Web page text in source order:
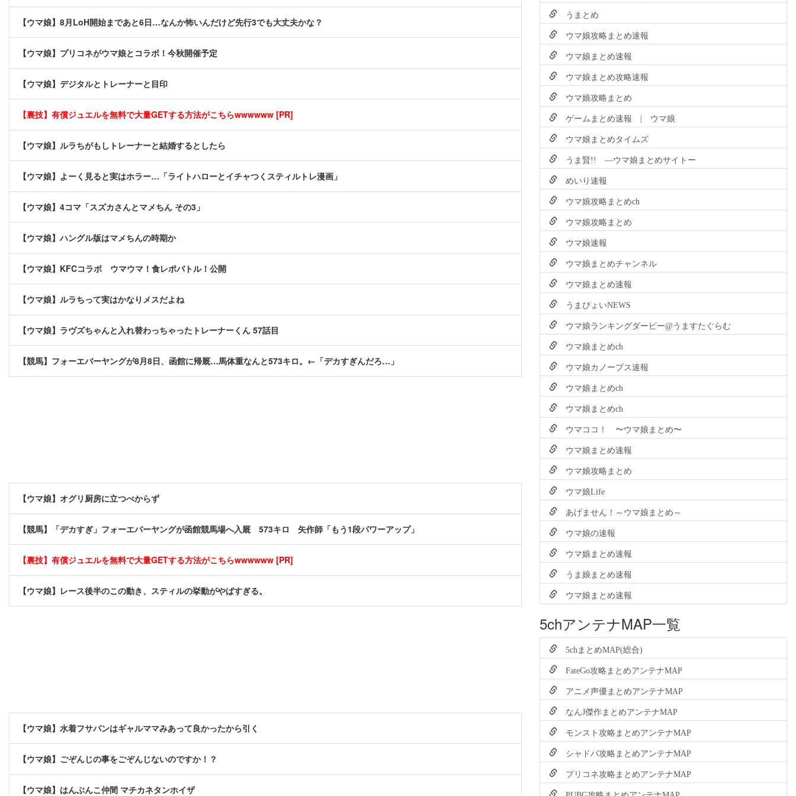
【ウマ娘】8月LoH開始まであと6日…なんか怖いんだけど先行3でも大丈夫かな？
【ウマ娘】プリコネがウマ娘とコラボ！今秋開催予定
【ウマ娘】デジタルとトレーナーと目印
【裏技】有償ジュエルを無料で大量GETする方法がこちらwwwwww [PR]
【ウマ娘】ルラちがもしトレーナーと結婚するとしたら
【ウマ娘】よーく見ると実はホラー…「ライトハローとイチャつくスティルトレ漫画」
【ウマ娘】4コマ「スズカさんとマメちん その3」
【ウマ娘】ハングル版はマメちんの時期か
【ウマ娘】KFCコラボ ウマウマ！食レポバトル！公開
【ウマ娘】ルラちって実はかなりメスだよね
【ウマ娘】ラヴズちゃんと入れ替わっちゃったトレーナーくん 57話目
【競馬】フォーエバーヤングが8月8日、函館に帰厩…馬体重なんと573キロ。←「デカすぎんだろ…」
【ウマ娘】オグリ厨房に立つべからず
【競馬】「デカすぎ」フォーエバーヤングが函館競馬場へ入厩 573キロ 矢作師「もう1段パワーアップ」
【裏技】有償ジュエルを無料で大量GETする方法がこちらwwwwww [PR]
【ウマ娘】レース後半のこの動き、スティルの挙動がやばすぎる。
【ウマ娘】水着フサパンはギャルママみあって良かったから引く
【ウマ娘】ごぞんじの事をごぞんじないのですか！？
【ウマ娘】はんぶんこ仲間 マチカネタンホイザ
うまとめ
ウマ娘攻略まとめ速報
ウマ娘まとめ速報
ウマ娘まとめ攻略速報
ウマ娘攻略まとめ
ゲームまとめ速報 | ウマ娘
ウマ娘まとめタイムズ
うま賢!! ―ウマ娘まとめサイトー
めいり速報
ウマ娘攻略まとめch
ウマ娘攻略まとめ
ウマ娘速報
ウマ娘まとめチャンネル
ウマ娘まとめ速報
うまぴょいNEWS
ウマ娘ランキングダービー@うますたぐらむ
ウマ娘まとめch
ウマ娘カノープス速報
ウマ娘まとめch
ウマ娘まとめch
ウマココ！ 〜ウマ娘まとめ〜
ウマ娘まとめ速報
ウマ娘攻略まとめ
ウマ娘Life
あげません！～ウマ娘まとめ～
ウマ娘の速報
ウマ娘まとめ速報
うま娘まとめ速報
ウマ娘まとめ速報
5chアンテナMAP一覧
5chまとめMAP(総合)
FateGo攻略まとめアンテナMAP
アニメ声優まとめアンテナMAP
なんJ傑作まとめアンテナMAP
モンスト攻略まとめアンテナMAP
シャドバ攻略まとめアンテナMAP
プリコネ攻略まとめアンテナMAP
PUBG攻略まとめアンテナMAP